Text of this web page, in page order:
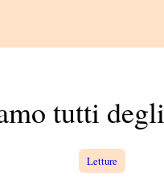
tutti
Letture